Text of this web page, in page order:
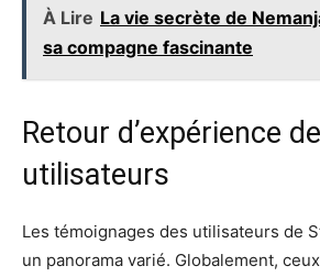
À Lire La vie secrète de
sa compagne fascinante
Retour d’expérience
utilisateurs
Les témoignages des utilisateurs de
un panorama varié. Globalement,